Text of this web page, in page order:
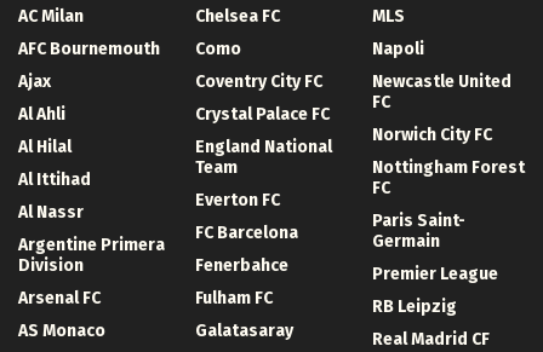
AC Milan
AFC Bournemouth
Ajax
Al Ahli
Al Hilal
Al Ittihad
Al Nassr
Argentine Primera
Division
Arsenal FC
AS Monaco
Chelsea FC
Como
Coventry City FC
Crystal Palace FC
England National
Team
Everton FC
FC Barcelona
Fenerbahce
Fulham FC
Galatasaray
MLS
Napoli
Newcastle United
FC
Norwich City FC
Nottingham Forest
FC
Paris Saint-
Germain
Premier League
RB Leipzig
Real Madrid CF